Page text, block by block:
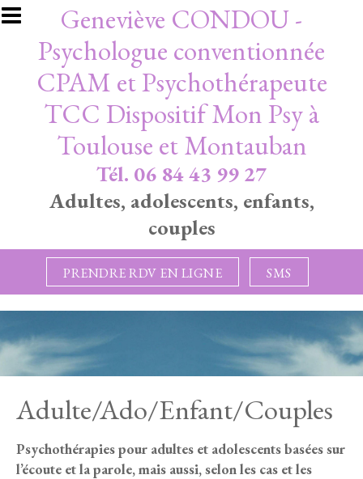
Aller au contenu principal
Geneviève CONDOU -
Psychologue conventionnée
CPAM et Psychothérapeute
TCC Dispositif Mon Psy à
Toulouse et Montauban
Tél. 06 84 43 99 27
Adultes, adolescents, enfants,
couples
PRENDRE RDV EN LIGNE SMS
Adulte/Ado/Enfant/Couples
Psychothérapies pour adultes et adolescents basées sur
l’écoute et la parole, mais aussi, selon les cas et les